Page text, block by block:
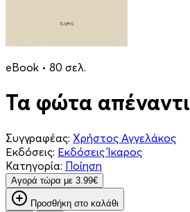
eBook • 80 σελ.
Τα φώτα απέναντι
Συγγραφέας: Χρήστος Αγγελάκος
Εκδόσεις: Εκδόσεις Ίκαρος
Κατηγορία: Ποίηση
Aγορά τώρα με 3.99€
Προσθήκη στο καλάθι